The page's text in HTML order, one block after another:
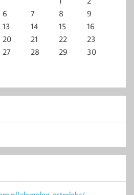
6 7 8
9
13 14 15
16
20 21 22
23
27 28 29
30